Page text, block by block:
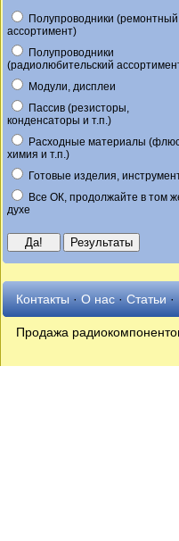
Полупроводники (ремонтный
ассортимент)
Полупроводники
(радиолюбительский
Модули, дисплеи
Пассив (резисторы,
конденсаторы и т.п.)
Расходные материалы
химия и т.п.)
Готовые изделия,
Все ОК, продолжайте в том
духе
Контакты·О нас·Статьи·
Продажа